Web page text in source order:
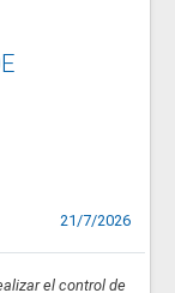
21/7/2026
el control de